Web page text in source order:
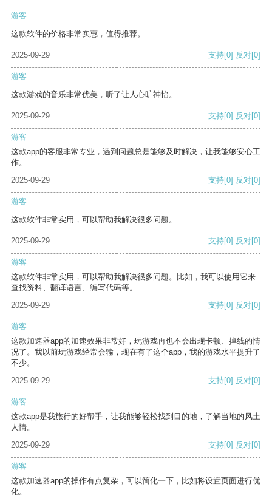
游客
这款软件的价格非常实惠，值得推荐。
2025-09-29 支持[0] 反对[0]
游客
这款游戏的音乐非常优美，听了让人心旷神怡。
2025-09-29 支持[0] 反对[0]
游客
这款app的客服非常专业，遇到问题总是能够及时解决，让我能够安心工
作。
2025-09-29
支持[0] 反对[0]
游客
这款软件非常实用，可以帮助我解决很多问题。
2025-09-29 支持[0] 反对[0]
游客
这款软件非常实用，可以帮助我解决很多问题。比如，我可以使用它来
查找资料、翻译语言、编写代码等。
2025-09-29
支持[0] 反对[0]
游客
这款加速器app的加速效果非常好，玩游戏再也不会出现卡顿、掉线的情
况了。我以前玩游戏经常会输，现在有了这个app，我的游戏水平提升了
不少。
2025-09-29
支持[0] 反对[0]
游客
这款app是我旅行的好帮手，让我能够轻松找到目的地，了解当地的风土
人情。
2025-09-29
支持[0] 反对[0]
游客
这款加速器app的操作有点复杂，可以简化一下，比如将设置页面进行优
化。